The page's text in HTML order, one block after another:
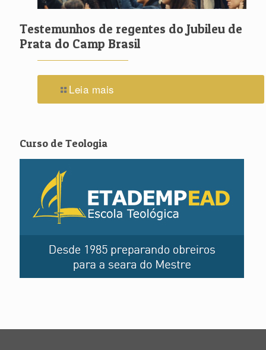
Testemunhos de regentes do Jubileu de
Prata do Camp Brasil
Leia mais
Curso de Teologia